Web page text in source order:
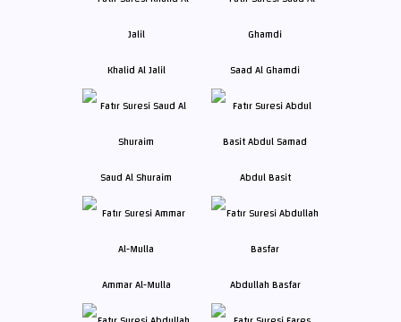
Khalid Al Jalil Saad Al Ghamdi
Saud Al Shuraim Abdul Basit
Ammar Al-Mulla Abdullah Basfar